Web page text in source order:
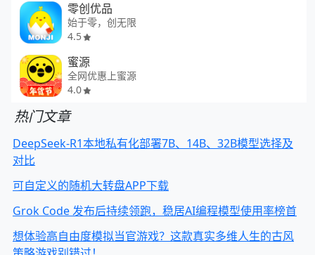
零创优品
始于零，创无限
4.5
蜜源
全网优惠上蜜源
4.0
热门文章
DeepSeek-R1本地私有化部署7B、14B、32B模型选择及
对比
可自定义的随机大转盘APP下载
Grok Code 发布后持续领跑，稳居AI编程模型使用率榜首
想体验高自由度模拟当官游戏？这款真实多维人生的古风